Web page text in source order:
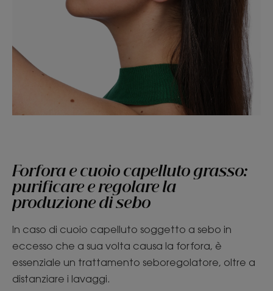
Forfora e cuoio capelluto grasso:
purificare e regolare la
produzione di sebo
In caso di cuoio capelluto soggetto a sebo in
eccesso che a sua volta causa la forfora, è
essenziale un trattamento seboregolatore, oltre a
distanziare i lavaggi.